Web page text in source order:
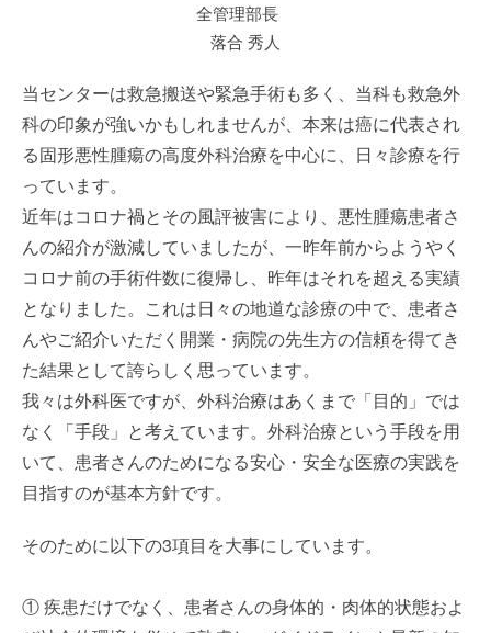
全管理部長
落合 秀人
当センターは救急搬送や緊急手術も多く、当科も救急外
科の印象が強いかもしれませんが、本来は癌に代表され
る固形悪性腫瘍の高度外科治療を中心に、日々診療を行
っています。
近年はコロナ禍とその風評被害により、悪性腫瘍患者さ
んの紹介が激減していましたが、一昨年前からようやく
コロナ前の手術件数に復帰し、昨年はそれを超える実績
となりました。これは日々の地道な診療の中で、患者さ
んやご紹介いただく開業・病院の先生方の信頼を得てき
た結果として誇らしく思っています。
我々は外科医ですが、外科治療はあくまで「目的」では
なく「手段」と考えています。外科治療という手段を用
いて、患者さんのためになる安心・安全な医療の実践を
目指すのが基本方針です。
そのために以下の3項目を大事にしています。
① 疾患だけでなく、患者さんの身体的・肉体的状態およ